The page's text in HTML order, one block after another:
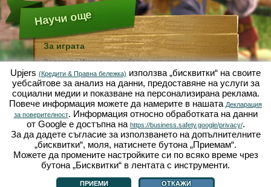
Научи още
За играта
Зелената Империя е забавна икономическа
симулация, фокусирана върху градинарството и
земеделието. Като уеб базирана игра, тя върви
изцяло и само във вашия браузър, без нужда от
допълнително инсталиране или изтегляне!
Получавайки задачата да бъдете индустриaлно
градинско джудже, Вие ще можете да създадете
своя собствена райска градина. Маруля, моркови,
ягоди, спанак или лук - от Вас зависи какво ще
отглеждате. Посетете приятелския град Зелената
Долина, за да търгувате с други играчи, да купувате
растения, семена или украса за своята градина,
изпълнявайте заявките на своите клиенти и бъдете
винаги добър съсед ... a може да се събудите един
ден и да откриете своята градина, опустошена от
За играта|История|| Правила и ограничения|Защита на данни|
Управлявай Бисквитки
Upjers (Кредити & Правна бележка) използва „бисквитки“ на своите
уебсайтове за анализ на данни, предоставяне на услуги за
социални медии и показване на персонализирана реклама.
Повече информация можете да намерите в нашата Декларация
за поверителност. Информация относно обработката на данни
от Google е достъпна на https://business.safety.google/privacy/.
За да дадете съгласие за използването на допълнителните
„бисквитки“, моля, натиснете бутона „Приемам“.
Можете да промените настройките си по всяко време чрез
бутона „Бисквитки“ в лентата с инструменти.
ПРИЕМИ ОТКАЖИ